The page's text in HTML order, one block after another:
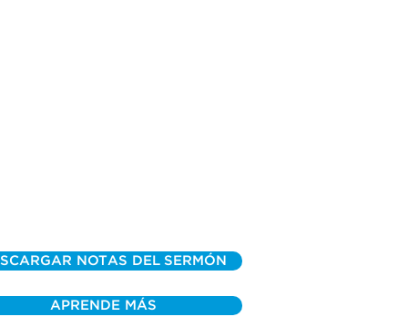
NOTAS DEL SERMÓN
APRENDE MÁS